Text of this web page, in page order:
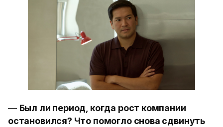
— Был ли период, когда рост компании
остановился? Что помогло снова сдвинуть